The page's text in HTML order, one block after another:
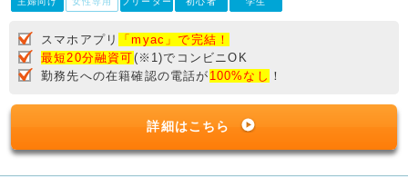
スマホアプリ
「myac」で完結！
最短20分融資可(※1)でコンビニOK
勤務先への在籍確認の電話が 100%なし ！
詳細はこちら